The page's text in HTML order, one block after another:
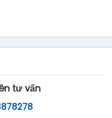
tư vấn